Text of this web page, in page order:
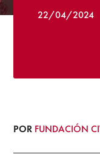
22/04/2024
POR FUNDACIÓN